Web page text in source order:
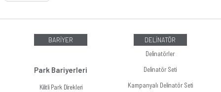
BARİYER
Park Bariyerleri
Kilitli Park Direkleri
DELİNATÖR
Delinatörler
Delinatör Seti
Kampanyalı Delinatör Seti